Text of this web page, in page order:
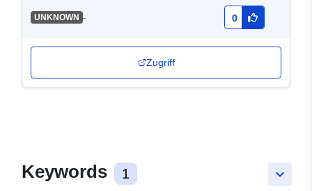
UNKNOWN - 0
Zugriff
keyboard_arrow_down
Keywords 1